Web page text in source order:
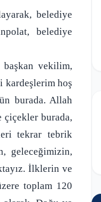
belediye
belediye
başkan vekilim,
kardeşlerim hoş
burada. Allah
çiçekler burada,
tekrar tebrik
geleceğimizin,
İlklerin ve
toplam 120